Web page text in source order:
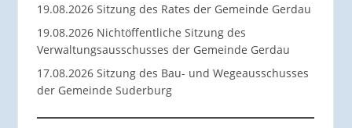
19.08.2026 Sitzung des Rates der Gemeinde Gerdau
19.08.2026 Nichtöffentliche Sitzung des
Verwaltungsausschusses der Gemeinde Gerdau
17.08.2026 Sitzung des Bau- und Wegeausschusses
der Gemeinde Suderburg